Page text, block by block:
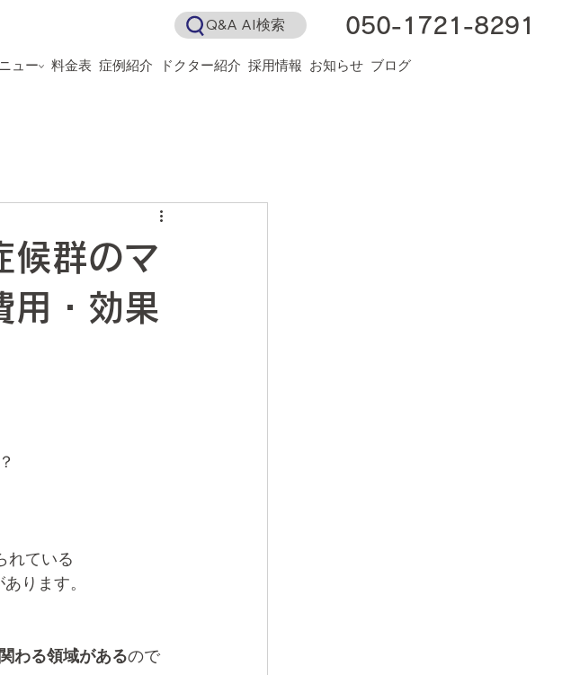
Q&A AI検索 050-1721-8291
ュー 料金表 症例紹介 ドクター紹介 採用情報 お知らせ ブログ
候群のマ
用・効果
れている
ります。
わる領域があるので